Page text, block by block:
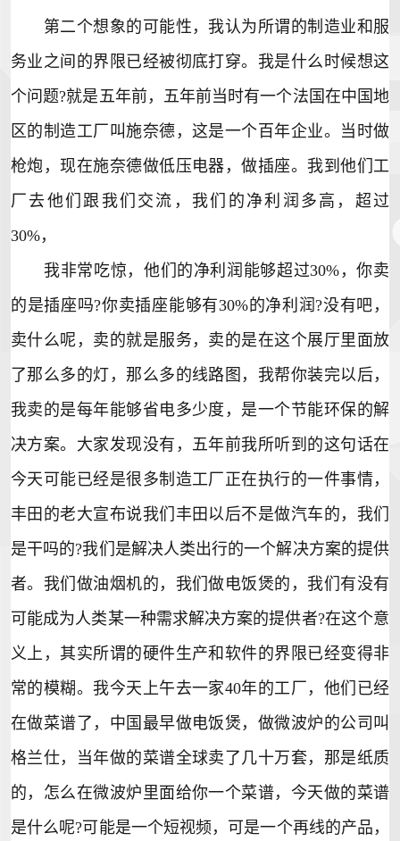
第二个想象的可能性，我认为所谓的制造业和服
务业之间的界限已经被彻底打穿。我是什么时候想这
个问题?就是五年前，五年前当时有一个法国在中国地
区的制造工厂叫施奈德，这是一个百年企业。当时做
枪炮，现在施奈德做低压电器 ，做插座。我到他们工
厂去他们跟我们交流，我们的净利润多高，超过
30%，
我非常吃惊，他们的净利润能够超过30%，你卖
的是插座吗?你卖插座能够有30%的净利润?没有吧，
卖什么呢，卖的就是服务，卖的是在这个展厅里面放
了那么多的灯，那么多的线路图，我帮你装完以后，
我卖的是每年能够省电多少度，是一个节能环保的解
决方案。大家发现没有，五年前我所听到的这句话在
今天可能已经是很多制造工厂正在执行的一件事情，
丰田的老大宣布说我们丰田以后不是做汽车的，我们
是干吗的?我们是解决人类出行的一个解决方案的提供
者。我们做油烟机的，我们做电饭煲的，我们有没有
可能成为人类某一种需求解决方案的提供者?在这个意
义上，其实所谓的硬件生产和软件的界限已经变得非
常的模糊。我今天上午去一家40年的工厂，他们已经
在做菜谱了，中国最早做电饭煲，做微波炉的公司叫
格兰仕，当年做的菜谱全球卖了几十万套，那是纸质
的，怎么在微波炉里面给你一个菜谱，今天做的菜谱
是什么呢?可能是一个短视频 ，可是一个再线的产品，